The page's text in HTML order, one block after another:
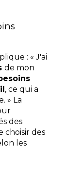
: « J'ai
, ce qui a
» La
des
choisir des
les